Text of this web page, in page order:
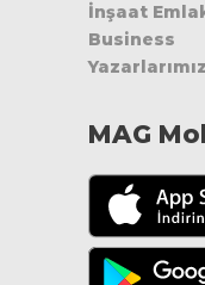
İnşaat
Business
Yazarlarımız
MAG